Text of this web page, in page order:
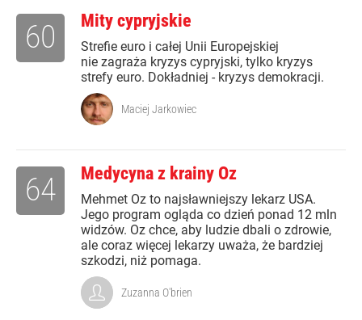
Mity cypryjskie
Strefie euro i całej Unii Europejskiej
nie zagraża kryzys cypryjski, tylko kryzys
strefy euro. Dokładniej - kryzys demokracji.
60
Maciej Jarkowiec
Medycyna z krainy Oz
Mehmet Oz to najsławniejszy lekarz USA.
Jego program ogląda co dzień ponad 12 mln
widzów. Oz chce, aby ludzie dbali o zdrowie,
ale coraz więcej lekarzy uważa, że bardziej
szkodzi, niż pomaga.
64
Zuzanna O'brien